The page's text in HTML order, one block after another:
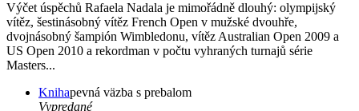
Výčet úspěchů Rafaela Nadala je mimořádně dlouhý: olympijský
vítěz, šestinásobný vítěz French Open v mužské dvouhře,
dvojnásobný šampión Wimbledonu, vítěz Australian Open 2009 a
US Open 2010 a rekordman v počtu vyhraných turnajů série
Masters...
Knihapevná väzba s prebalom
Vypredané